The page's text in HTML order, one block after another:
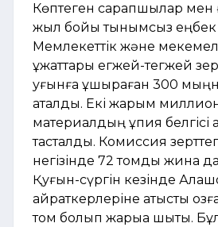
Көптеген сарапшылар
жыл бойы тынымсыз еңбек
Мемлекеттік және
құжаттары егжей-тегжей
қуғынға ұшыраған 300
ақталды. Екі жарым
материалдың құпия
тасталды. Комиссия
негізінде 72 томдық жинақ
Қуғын-сүргін кезінде
қайраткерлеріне қатысты
том болып жарыққа шықты.